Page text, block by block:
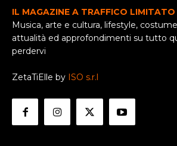
IL MAGAZINE A TRAFFICO LIMITATO
Musica, arte e cultura, lifestyle,
attualità ed approfondimenti su tutto
perdervi
ZetaTiElle by ISO s.r.l